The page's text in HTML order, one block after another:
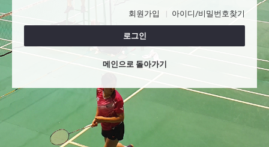
회원가입 아이디/비밀번호찾기
로그인
메인으로 돌아가기